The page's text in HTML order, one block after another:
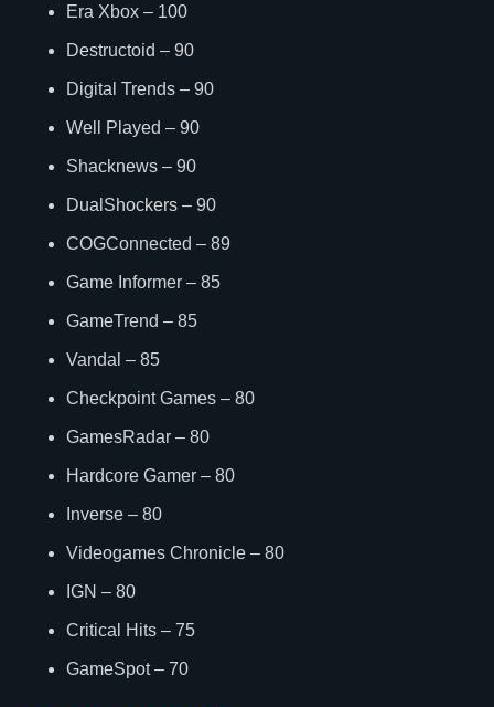
Era Xbox – 100
Destructoid – 90
Digital Trends – 90
Well Played – 90
Shacknews – 90
DualShockers – 90
COGConnected – 89
Game Informer – 85
GameTrend – 85
Vandal – 85
Checkpoint Games – 80
GamesRadar – 80
Hardcore Gamer – 80
Inverse – 80
Videogames Chronicle – 80
IGN – 80
Critical Hits – 75
GameSpot – 70